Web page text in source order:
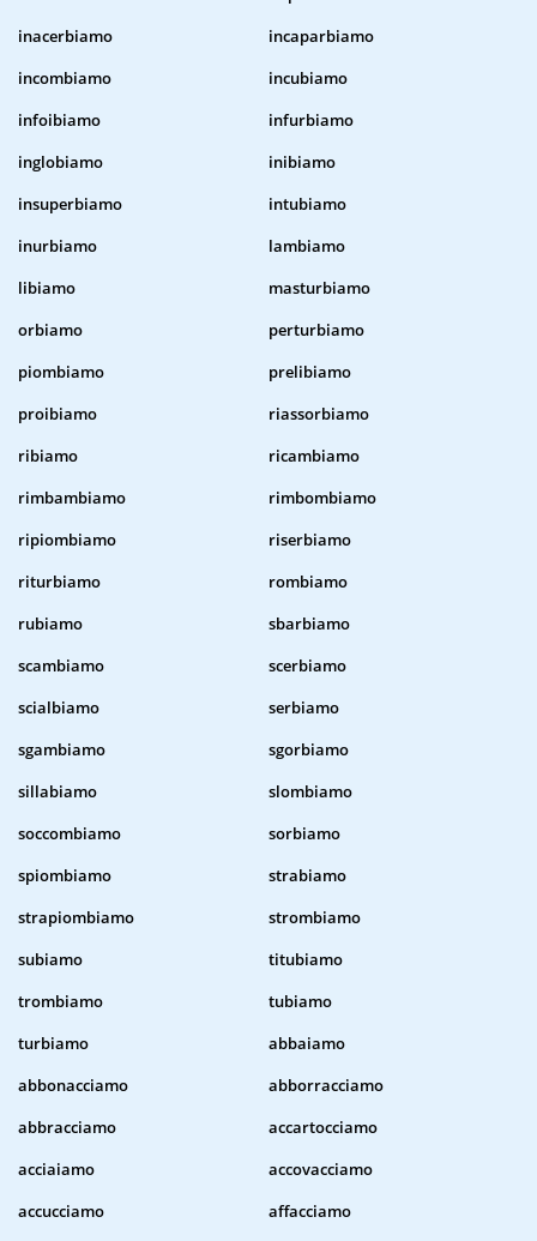
inacerbiamo
incaparbiamo
incombiamo
incubiamo
infoibiamo
infurbiamo
inglobiamo
inibiamo
insuperbiamo
intubiamo
inurbiamo
lambiamo
libiamo
masturbiamo
orbiamo
perturbiamo
piombiamo
prelibiamo
proibiamo
riassorbiamo
ribiamo
ricambiamo
rimbambiamo
rimbombiamo
ripiombiamo
riserbiamo
riturbiamo
rombiamo
rubiamo
sbarbiamo
scambiamo
scerbiamo
scialbiamo
serbiamo
sgambiamo
sgorbiamo
sillabiamo
slombiamo
soccombiamo
sorbiamo
spiombiamo
strabiamo
strapiombiamo
strombiamo
subiamo
titubiamo
trombiamo
tubiamo
turbiamo
abbaiamo
abbonacciamo
abborracciamo
abbracciamo
accartocciamo
acciaiamo
accovacciamo
accucciamo
affacciamo